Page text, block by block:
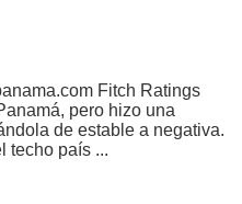
Fitch Ratings
pero hizo una
de estable a negativa.
techo país ...